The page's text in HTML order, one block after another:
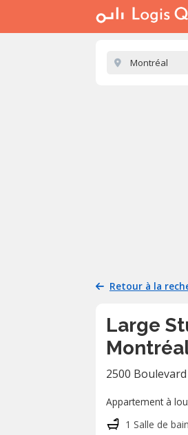
Retour à la
Large
2500
Appartement à
1 Salle de